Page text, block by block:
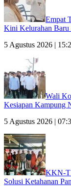
Empat
Kini Kelurahan Baru
5 Agustus 2026 |
Wali
Kesiapan Kampung
5 Agustus 2026 |
KKN-T
Solusi Ketahanan